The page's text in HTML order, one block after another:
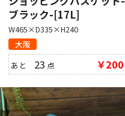
ブラック-[17L]
W465×D335×H240
大阪
あと 23 点 ￥200